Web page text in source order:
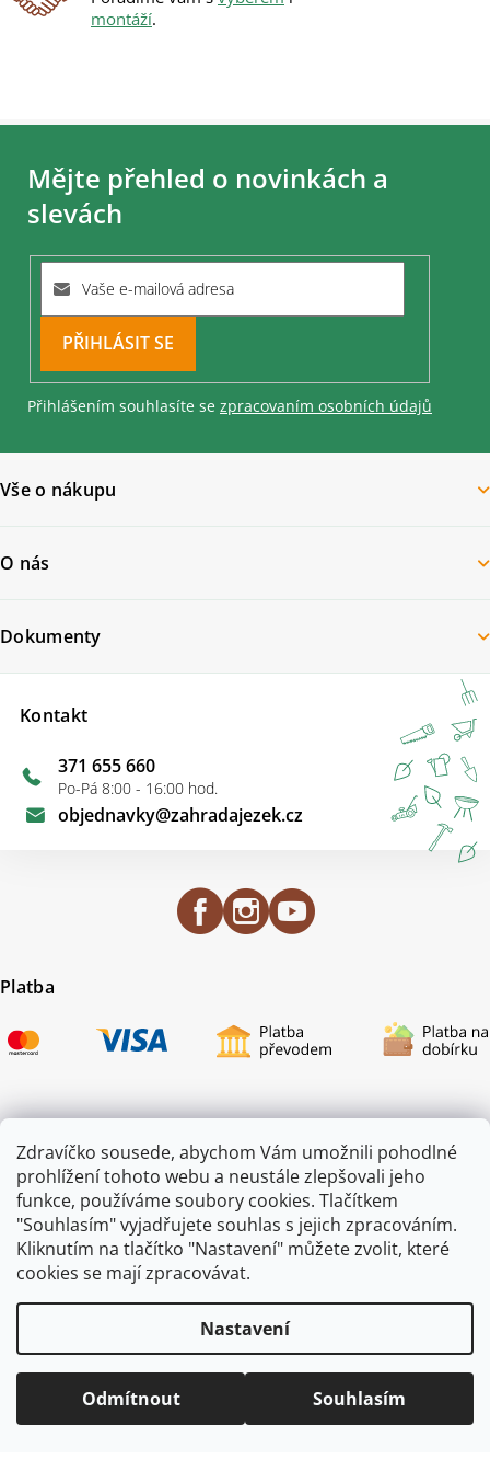
Zdravíčko sousede, abychom Vám umožnili pohodlné
prohlížení tohoto webu a neustále zlepšovali jeho
funkce, používáme soubory cookies. Tlačítkem
"Souhlasím" vyjadřujete souhlas s jejich zpracováním.
Kliknutím na tlačítko "Nastavení" můžete zvolit, které
cookies se mají zpracovávat.
Nastavení
Odmítnout Souhlasím
montáží.
Z
Mějte přehled o novinkách a
slevách
PŘIHLÁSIT
SE
Přihlášením souhlasíte se zpracovaním osobních údajů
Vše o nákupu
O nás
Kontakt
objednavky@zahradajezek.cz
371 655 660
Po-Pá 8:00 - 16:00 hod.
Dokumenty
Platba
Certifikace
|
Copyright 2026ZAHRADA JEŽEK. Všechna práva vyhrazena.